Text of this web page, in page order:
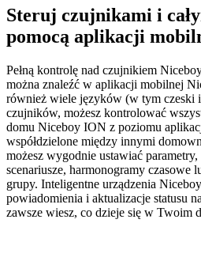
Steruj czujnikami i
pomocą aplikacji
Pełną kontrolę nad czujnikiem
można znaleźć w aplikacji mobilnej
również wiele języków (w tym czeski
czujników, możesz kontrolować
domu Niceboy ION z poziomu
współdzielone między innymi
możesz wygodnie ustawiać
scenariusze, harmonogramy czasowe
grupy. Inteligentne urządzenia
powiadomienia i aktualizacje statusu
zawsze wiesz, co dzieje się w Twoim